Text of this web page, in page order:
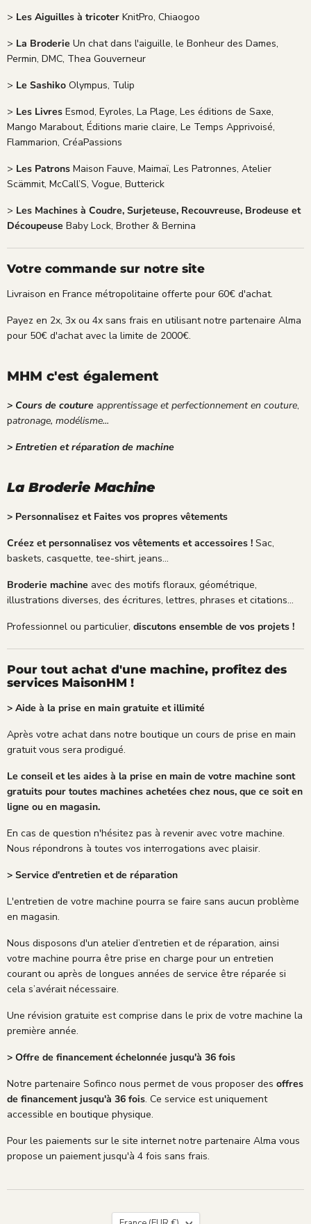
> Les Aiguilles à tricoter KnitPro, Chiaogoo
> La Broderie Un chat dans l'aiguille, le Bonheur des Dames,
Permin, DMC, Thea Gouverneur
> Le Sashiko Olympus, Tulip
> Les Livres Esmod, Eyroles, La Plage, Les éditions de Saxe,
Mango Marabout, Éditions marie claire, Le Temps Apprivoisé,
Flammarion, CréaPassions
> Les Patrons Maison Fauve, Maimaï, Les Patronnes, Atelier
Scämmit, McCall’S, Vogue, Butterick
> Les Machines à Coudre, Surjeteuse, Recouvreuse, Brodeuse et
Découpeuse Baby Lock, Brother & Bernina
Votre commande sur notre site
Livraison en France métropolitaine offerte pour 60€ d'achat.
Payez en 2x, 3x ou 4x sans frais en utilisant notre partenaire Alma
pour 50€ d'achat avec la limite de 2000€.
MHM c'est également
> Cours de couture apprentissage et perfectionnement en couture,
patronage, modélisme...
> Entretien et réparation de machine
La Broderie Machine
> Personnalisez et Faites vos propres vêtements
Créez et personnalisez vos vêtements et accessoires ! Sac,
baskets, casquette, tee-shirt, jeans...
Broderie machine avec des motifs floraux, géométrique,
illustrations diverses, des écritures, lettres, phrases et citations...
Professionnel ou particulier, discutons ensemble de vos projets !
Pour tout achat d'une machine, profitez des
services MaisonHM !
> Aide à la prise en main gratuite et illimité
Après votre achat dans notre boutique un cours de prise en main
gratuit vous sera prodigué.
Le conseil et les aides à la prise en main de votre machine sont
gratuits pour toutes machines achetées chez nous, que ce soit en
ligne ou en magasin.
En cas de question n'hésitez pas à revenir avec votre machine.
Nous répondrons à toutes vos interrogations avec plaisir.
> Service d'entretien et de réparation
L'entretien de votre machine pourra se faire sans aucun problème
en magasin.
Nous disposons d'un atelier d’entretien et de réparation, ainsi
votre machine pourra être prise en charge pour un entretien
courant ou après de longues années de service être réparée si
cela s’avérait nécessaire.
Une révision gratuite est comprise dans le prix de votre machine la
première année.
> Offre de financement échelonnée jusqu'à 36 fois
Notre partenaire Sofinco nous permet de vous proposer des offres
de financement jusqu'à 36 fois. Ce service est uniquement
accessible en boutique physique.
Pour les paiements sur le site internet notre partenaire Alma vous
propose un paiement jusqu'à 4 fois sans frais.